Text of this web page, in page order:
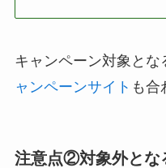
キャンペーン対象と
ャンペーンサイト も合
注意点②対象外とな